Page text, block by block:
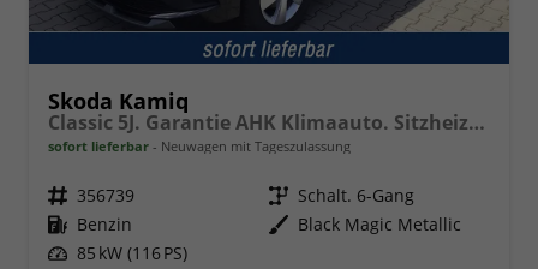
Skoda Kamiq
Classic 5J. Garantie AHK Klimaauto. Sitzheizung vorn Virtuelles Cockpit Kamera PDC v+h
sofort lieferbar Neuwagen mit Tageszulassung
Fahrzeugnr. 356739 Getriebe Schalt. 6-Gang
Kraftstoff Benzin Außenfarbe Black Magic Metallic
Leistung 85 kW (116 PS)